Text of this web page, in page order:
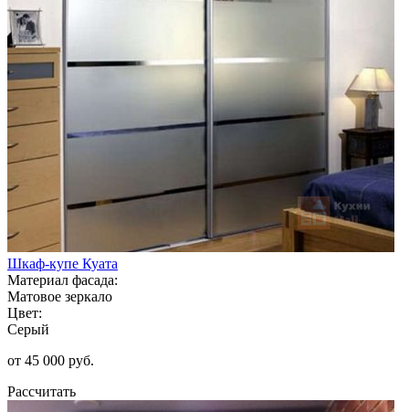
Шкаф-купе Куата
Материал фасада:
Матовое зеркало
Цвет:
Серый
от 45 000 руб.
Рассчитать